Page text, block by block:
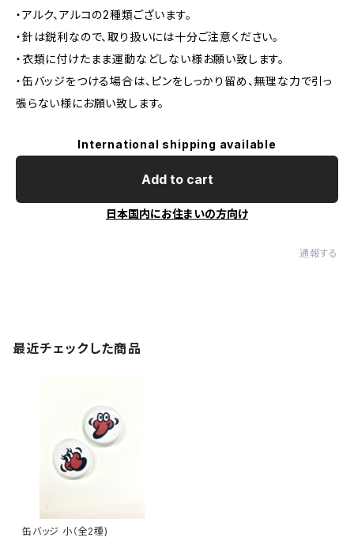
・アルク、アルコの2種類ございます。
・針は鋭利なので、取り扱いには十分ご注意ください。
・衣類に付けたまま運動などしない様お願い致します。
・缶バッジをつける場合は、ピンをしっかり留め、無理な力で引っ
張らない様にお願い致します。
International shipping available
Add to cart
日本国内にお住まいの方向け
通報する
最近チェックした商品
缶バッジ 小（全2種)